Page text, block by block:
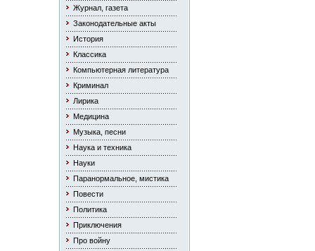
Журнал, газета
Законодательные акты
История
Классика
Компьютерная литература
Криминал
Лирика
Медицина
Музыка, песни
Наука и техника
Науки
Паранормальное, мистика
Повести
Политика
Приключения
Про войну